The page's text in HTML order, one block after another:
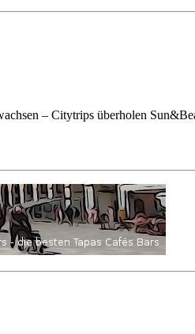
– Citytrips überholen